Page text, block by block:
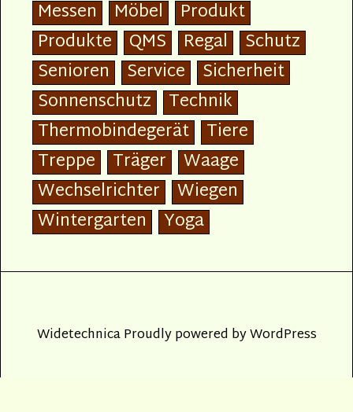
Messen
Möbel
Produkt
Produkte
QMS Regal
Schutz
Senioren
Service
Sicherheit
Sonnenschutz
Technik
Thermobindegerät
Tiere
Treppe
Träger
Waage
Wechselrichter
Wiegen
Wintergarten
Yoga
WidetechnicaProudly powered byWordPress